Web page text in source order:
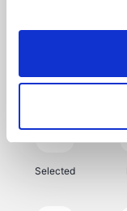
Samsung My
Selected